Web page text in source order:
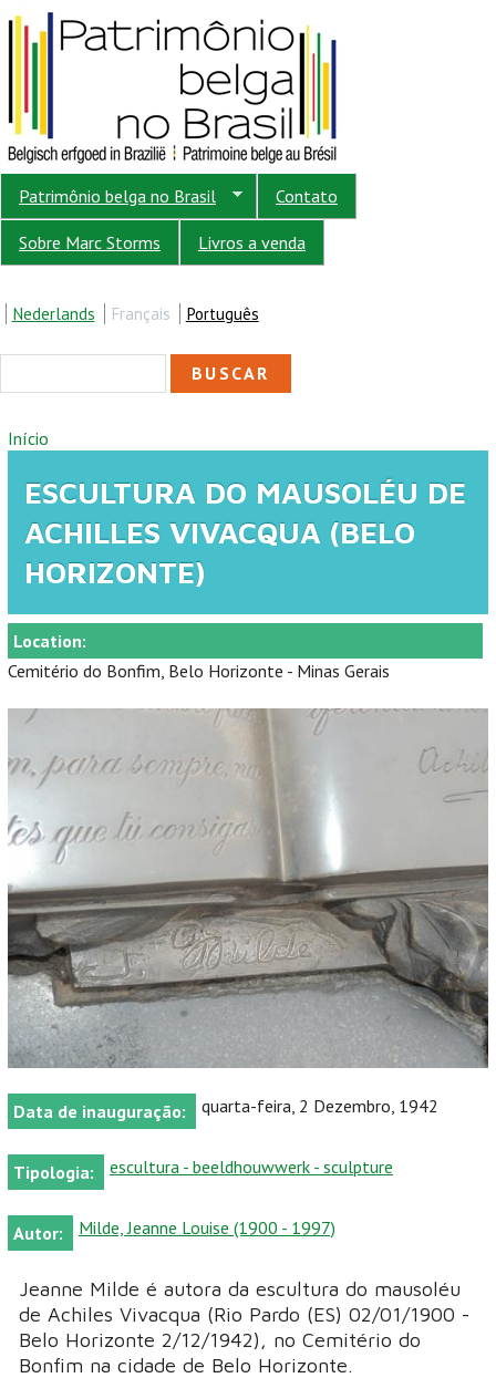
Pular para o conteúdo principal
Patrimônio belga no Brasil Contato
Sobre Marc Storms Livros a venda
Nederlands Français Português
FORMULÁRIO DE
BUSCA
VOCÊ ESTÁ AQUI
Início
ESCULTURA DO MAUSOLÉU DE
ACHILLES VIVACQUA (BELO
HORIZONTE)
Location:
Cemitério do Bonfim, Belo Horizonte - Minas Gerais
Data de inauguração: quarta-feira, 2 Dezembro, 1942
Tipologia: escultura - beeldhouwwerk - sculpture
Autor: Milde, Jeanne Louise (1900 - 1997)
Jeanne Milde é autora da escultura do mausoléu
de Achiles Vivacqua (Rio Pardo (ES) 02/01/1900 -
Belo Horizonte 2/12/1942), no Cemitério do
Bonfim na cidade de Belo Horizonte.